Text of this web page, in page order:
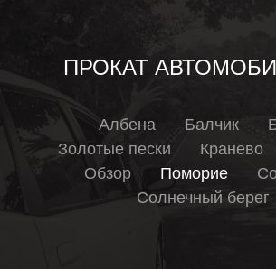
ПРОКАТ
Албена Балчик
Золотые пески
Кранево
Обзор
Поморие
Солнечный берег